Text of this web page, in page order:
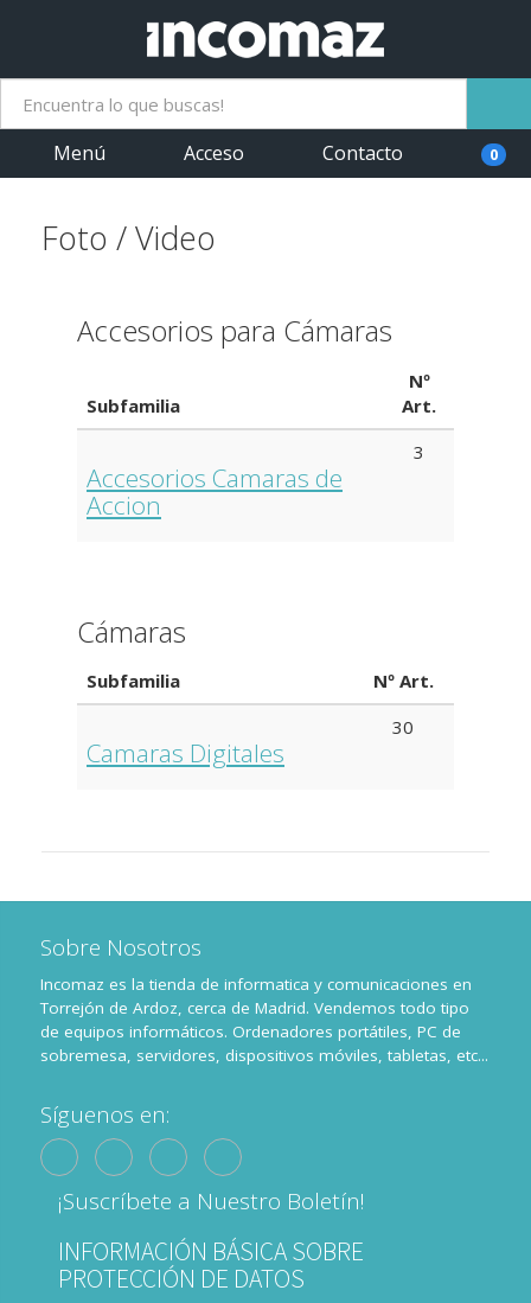
Menú Acceso Contacto 0
Foto / Video
Accesorios para Cámaras
Subfamilia
Nº
Art.
Accesorios Camaras de
Accion
3
Cámaras
Subfamilia Nº Art.
Camaras Digitales
30
Sobre Nosotros
Incomaz es la tienda de informatica y comunicaciones en
Torrejón de Ardoz, cerca de Madrid. Vendemos todo tipo
de equipos informáticos. Ordenadores portátiles, PC de
sobremesa, servidores, dispositivos móviles, tabletas, etc...
Síguenos en:
¡Suscríbete a Nuestro Boletín!
INFORMACIÓN BÁSICA SOBRE
PROTECCIÓN DE DATOS